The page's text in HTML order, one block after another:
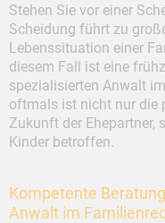
Stehen Sie vor einer
Scheidung führt zu
Lebenssituation einer
diesem Fall ist eine
spezialisierten Anwalt
oftmals ist nicht nur die
Zukunft der Ehepartner,
Kinder betroffen.
Kompetente
Anwalt im